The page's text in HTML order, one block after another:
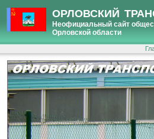
ОРЛОВСКИЙ
Неофициальный сайт
Орловской области